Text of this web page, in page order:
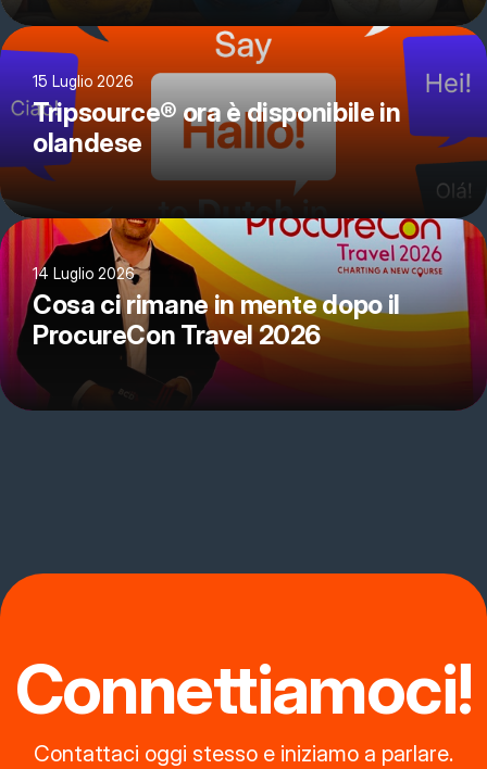
15 Luglio 2026
Tripsource® ora è disponibile in
olandese
14 Luglio 2026
Cosa ci rimane in mente dopo il
ProcureCon Travel 2026
Connettiamoci!
Contattaci oggi stesso e iniziamo a parlare.